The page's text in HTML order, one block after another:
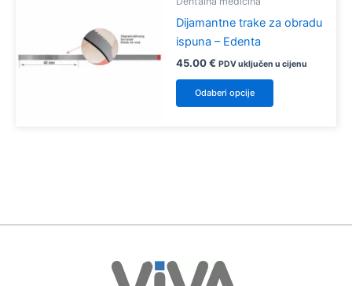
Dijamantne trake za obradu
ispuna – Edenta
45.00€ PDV uključen u cijenu
Odaberi opcije
Ovaj
proizvod